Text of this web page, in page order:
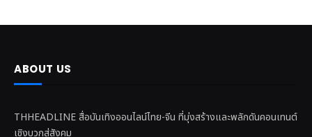
ABOUT US
THHEADLINE สื่อบันเทิงออนไลน์ไทย-จีน ที่มุ่งสร้างและพลักดันคอนเทนต์
เชิงบวกสู่สังคม